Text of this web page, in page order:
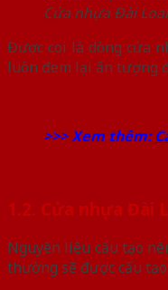
Cửa nhựa Đài
Được coi là dòng cửa
luôn đem lại ấn tượng
>>> Xem thêm:
1.2. Cửa nhựa Đài
Nguyên liệu cấu tạo
thường sẽ được cấu